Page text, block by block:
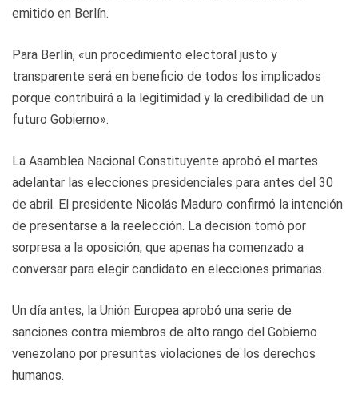
emitido en Berlín.
Para Berlín, «un procedimiento electoral justo y
transparente será en beneficio de todos los implicados
porque contribuirá a la legitimidad y la credibilidad de un
futuro Gobierno».
La Asamblea Nacional Constituyente aprobó el martes
adelantar las elecciones presidenciales para antes del 30
de abril. El presidente Nicolás Maduro confirmó la intención
de presentarse a la reelección. La decisión tomó por
sorpresa a la oposición, que apenas ha comenzado a
conversar para elegir candidato en elecciones primarias.
Un día antes, la Unión Europea aprobó una serie de
sanciones contra miembros de alto rango del Gobierno
venezolano por presuntas violaciones de los derechos
humanos.